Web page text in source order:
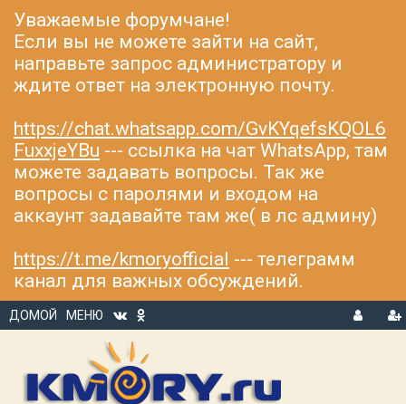
Уважаемые форумчане!
Если вы не можете зайти на сайт,
направьте запрос администратору и
ждите ответ на электронную почту.
https://chat.whatsapp.com/GvKYqefsKQOL6
FuxxjeYBu --- ссылка на чат WhatsApp, там
можете задавать вопросы. Так же
вопросы с паролями и входом на
аккаунт задавайте там же( в лс админу)
https://t.me/kmoryofficial --- телеграмм
канал для важных обсуждений.
ДОМОЙ
МЕНЮ
В
Р